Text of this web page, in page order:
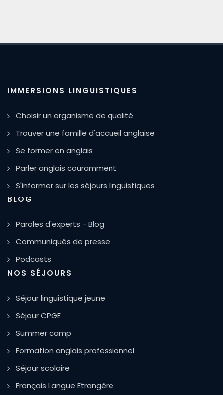
IMMERSIONS LINGUISTIQUES
Choisir un organisme de qualité
Trouver une famille d'accueil anglaise
Se former en anglais
Parler anglais couramment
S'informer sur les séjours linguistiques
BLOG
Paroles d'experts - Blog
Communiqués de presse
Podcasts
NOS SÉJOURS
Séjour linguistique jeune
Séjour CPGE
Summer camp
Formation anglais professionnel
Séjour scolaire
Français Langue Etrangère